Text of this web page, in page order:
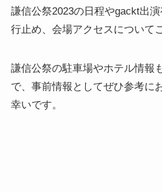
謙信公祭2023の日程やgackt出
行止め、会場アクセスについて
謙信公祭の駐車場やホテル情報
で、事前情報としてぜひ参考に
幸いです。